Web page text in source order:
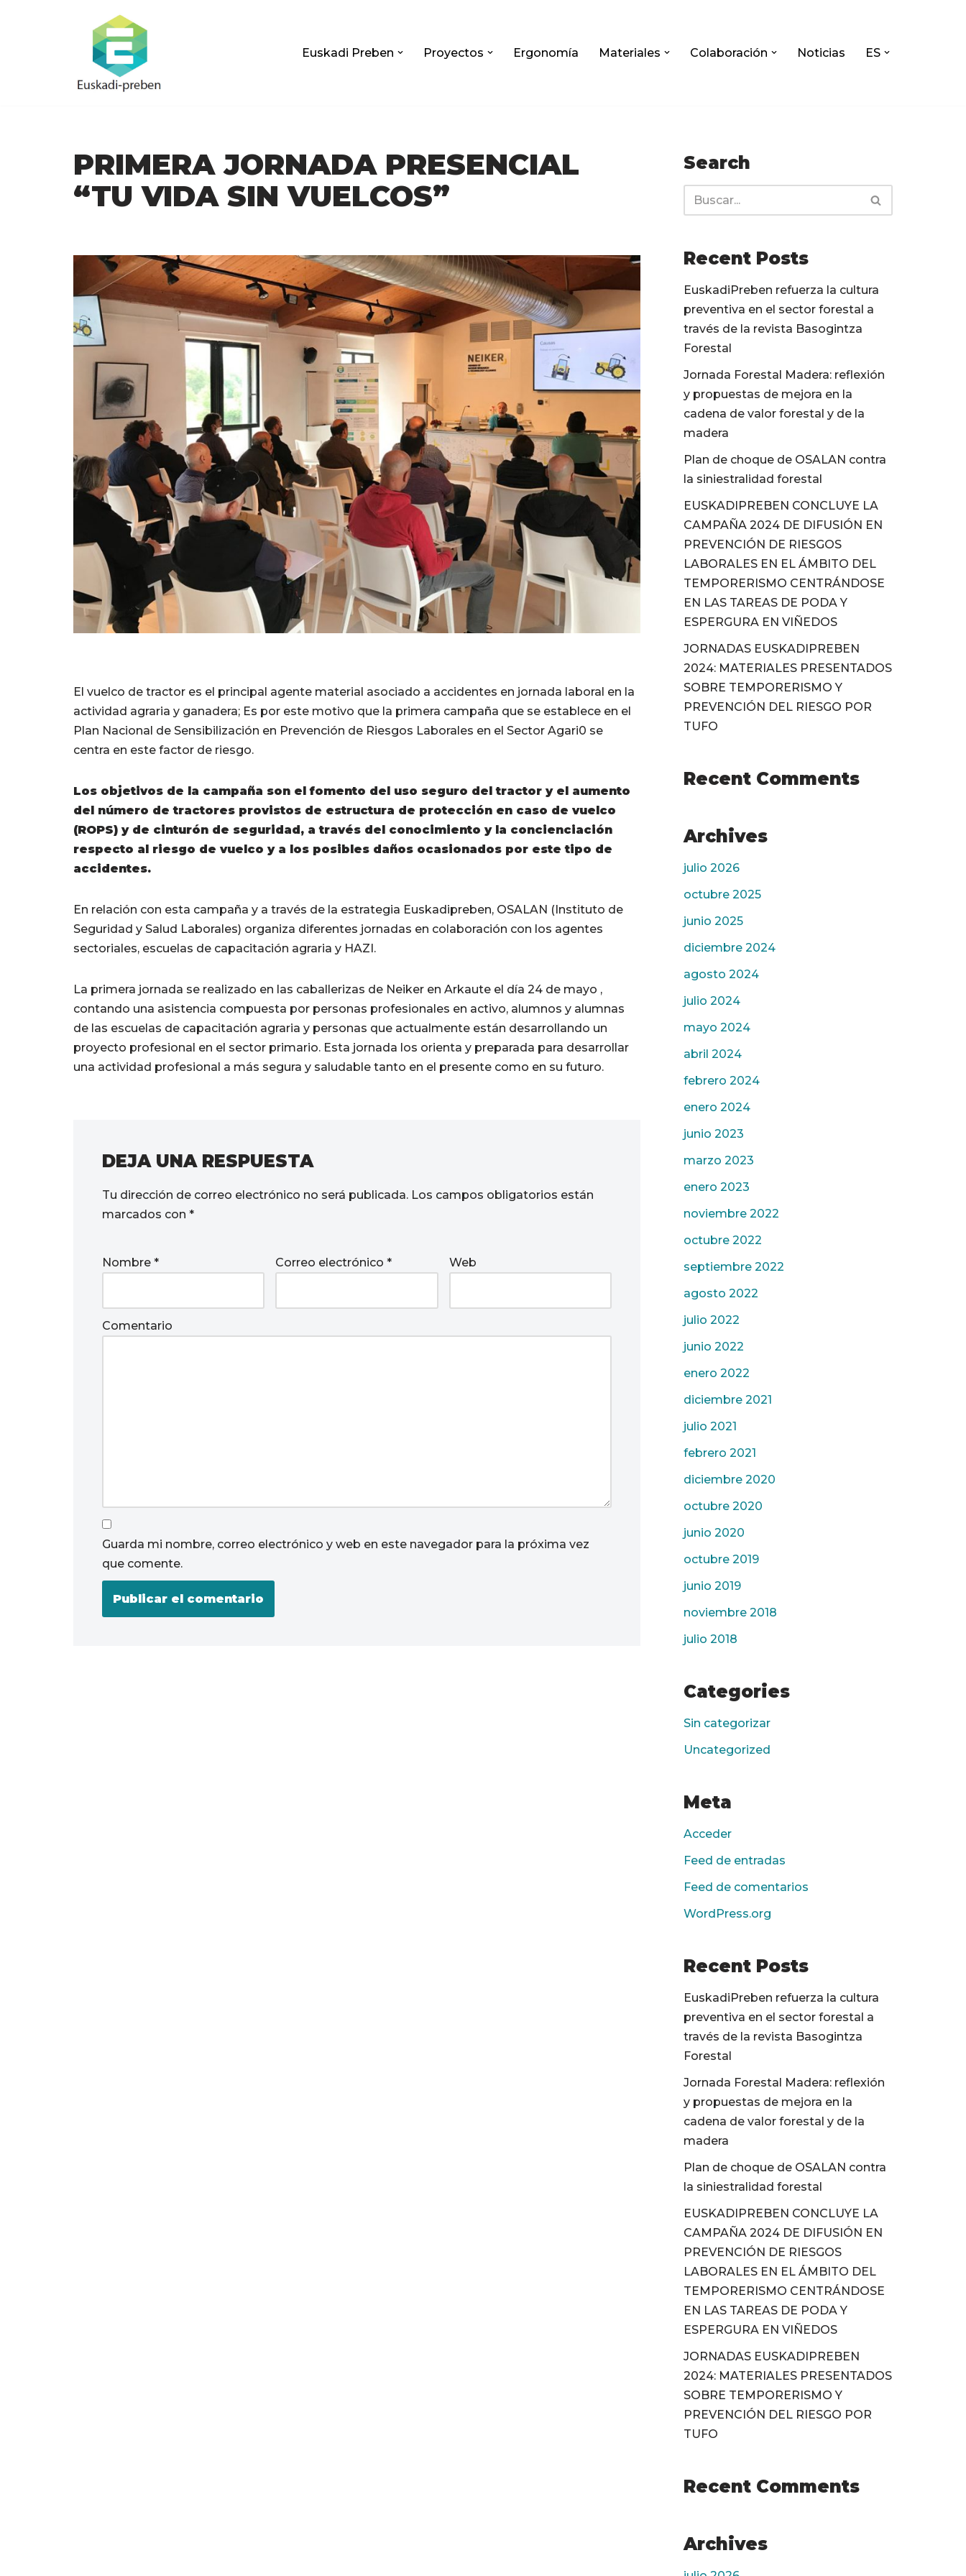
Euskadi Preben Proyectos Ergonomía Materiales Colaboración Noticias ES
PRIMERA JORNADA PRESENCIAL
“TU VIDA SIN VUELCOS”
El vuelco de tractor es el principal agente material asociado a accidentes en jornada laboral en la
actividad agraria y ganadera; Es por este motivo que la primera campaña que se establece en el
Plan Nacional de Sensibilización en Prevención de Riesgos Laborales en el Sector Agari0 se
centra en este factor de riesgo.
Los objetivos de la campaña son el fomento del uso seguro del tractor y el aumento
del número de tractores provistos de estructura de protección en caso de vuelco
(ROPS) y de cinturón de seguridad, a través del conocimiento y la concienciación
respecto al riesgo de vuelco y a los posibles daños ocasionados por este tipo de
accidentes.
En relación con esta campaña y a través de la estrategia Euskadipreben, OSALAN (Instituto de
Seguridad y Salud Laborales) organiza diferentes jornadas en colaboración con los agentes
sectoriales, escuelas de capacitación agraria y HAZI.
La primera jornada se realizado en las caballerizas de Neiker en Arkaute el día 24 de mayo ,
contando una asistencia compuesta por personas profesionales en activo, alumnos y alumnas
de las escuelas de capacitación agraria y personas que actualmente están desarrollando un
proyecto profesional en el sector primario. Esta jornada los orienta y preparada para desarrollar
una actividad profesional a más segura y saludable tanto en el presente como en su futuro.
DEJA UNA RESPUESTA
Tu dirección de correo electrónico no será publicada. Los campos obligatorios están
marcados con *
Nombre * Correo electrónico* Web
Comentario
Guarda mi nombre, correo electrónico y web en este navegador para la próxima vez
que comente.
Search
Recent Posts
EuskadiPreben refuerza la cultura
preventiva en el sector forestal a
través de la revista Basogintza
Forestal
Jornada Forestal Madera: reflexión
y propuestas de mejora en la
cadena de valor forestal y de la
madera
Plan de choque de OSALAN contra
la siniestralidad forestal
EUSKADIPREBEN CONCLUYE LA
CAMPAÑA 2024 DE DIFUSIÓN EN
PREVENCIÓN DE RIESGOS
LABORALES EN EL ÁMBITO DEL
TEMPORERISMO CENTRÁNDOSE
EN LAS TAREAS DE PODA Y
ESPERGURA EN VIÑEDOS
JORNADAS EUSKADIPREBEN
2024: MATERIALES PRESENTADOS
SOBRE TEMPORERISMO Y
PREVENCIÓN DEL RIESGO POR
TUFO
Recent Comments
Archives
julio 2026
octubre 2025
junio 2025
diciembre 2024
agosto 2024
julio 2024
mayo 2024
abril 2024
febrero 2024
enero 2024
junio 2023
marzo 2023
enero 2023
noviembre 2022
octubre 2022
septiembre 2022
agosto 2022
julio 2022
junio 2022
enero 2022
diciembre 2021
julio 2021
febrero 2021
diciembre 2020
octubre 2020
junio 2020
octubre 2019
junio 2019
noviembre 2018
julio 2018
Categories
Sin categorizar
Uncategorized
Meta
Acceder
Feed de entradas
Feed de comentarios
WordPress.org
Recent Posts
EuskadiPreben refuerza la cultura
preventiva en el sector forestal a
través de la revista Basogintza
Forestal
Jornada Forestal Madera: reflexión
y propuestas de mejora en la
cadena de valor forestal y de la
madera
Plan de choque de OSALAN contra
la siniestralidad forestal
EUSKADIPREBEN CONCLUYE LA
CAMPAÑA 2024 DE DIFUSIÓN EN
PREVENCIÓN DE RIESGOS
LABORALES EN EL ÁMBITO DEL
TEMPORERISMO CENTRÁNDOSE
EN LAS TAREAS DE PODA Y
ESPERGURA EN VIÑEDOS
JORNADAS EUSKADIPREBEN
2024: MATERIALES PRESENTADOS
SOBRE TEMPORERISMO Y
PREVENCIÓN DEL RIESGO POR
TUFO
Recent Comments
Archives